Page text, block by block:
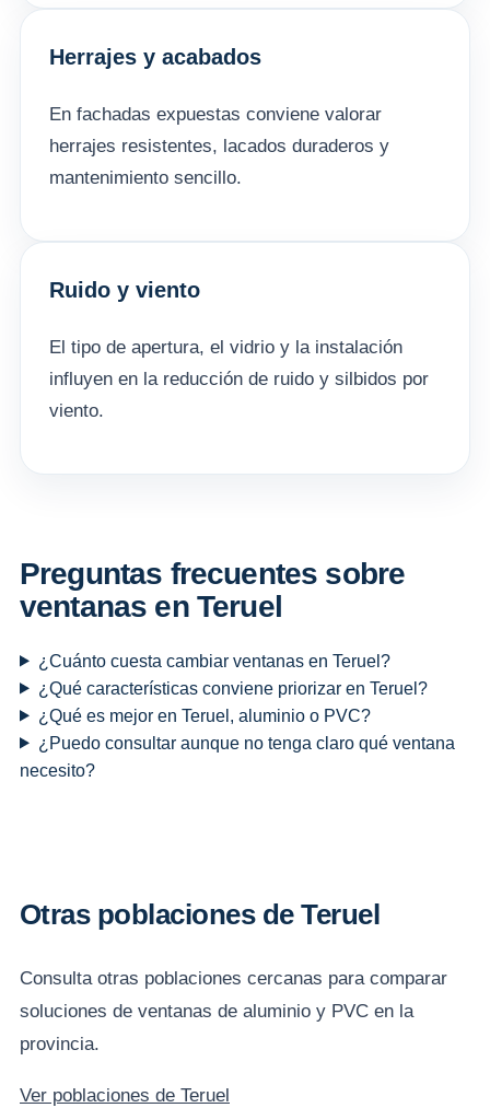
Herrajes y acabados
En fachadas expuestas conviene valorar
herrajes resistentes, lacados duraderos y
mantenimiento sencillo.
Ruido y viento
El tipo de apertura, el vidrio y la instalación
influyen en la reducción de ruido y silbidos por
viento.
Preguntas frecuentes sobre
ventanas en Teruel
¿Cuánto cuesta cambiar ventanas en Teruel?
¿Qué características conviene priorizar en Teruel?
¿Qué es mejor en Teruel, aluminio o PVC?
¿Puedo consultar aunque no tenga claro qué ventana
necesito?
Otras poblaciones de Teruel
Consulta otras poblaciones cercanas para comparar
soluciones de ventanas de aluminio y PVC en la
provincia.
Ver poblaciones de Teruel